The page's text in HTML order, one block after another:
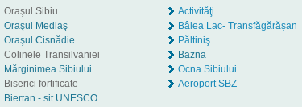
Oraşul Sibiu
Oraşul Mediaş
Oraşul Cisnădie
Colinele Transilvaniei
Mărginimea Sibiului
Biserici fortificate
Biertan - sit UNESCO
Activităţi
Bâlea Lac- Transfăgărășan
Păltiniş
Bazna
Ocna Sibiului
Aeroport SBZ